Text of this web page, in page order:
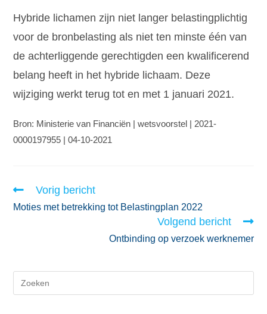
Hybride lichamen zijn niet langer belastingplichtig
voor de bronbelasting als niet ten minste één van
de achterliggende gerechtigden een kwalificerend
belang heeft in het hybride lichaam. Deze
wijziging werkt terug tot en met 1 januari 2021.
Bron: Ministerie van Financiën | wetsvoorstel | 2021-
0000197955 | 04-10-2021
Vorig bericht
Moties met betrekking tot Belastingplan 2022
Volgend bericht
Ontbinding op verzoek werknemer